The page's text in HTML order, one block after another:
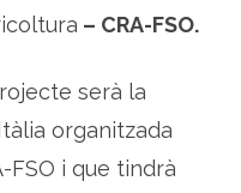
– CRA-FSO.
serà la
organitzada
FSO i que tindrà